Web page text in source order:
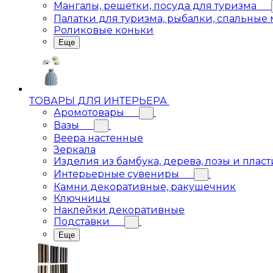
Мангалы, решетки, посуда для туризма
Палатки для туризма, рыбалки,
Роликовые коньки
Еще
ТОВАРЫ ДЛЯ ИНТЕРЬЕРА
Аромотовары
Вазы
Веера настенные
Зеркала
Изделия из бамбука, дерева, лозы и
Интерьерные сувениры
Камни декоративные, ракушечник
Ключницы
Наклейки декоративные
Подставки
Еще